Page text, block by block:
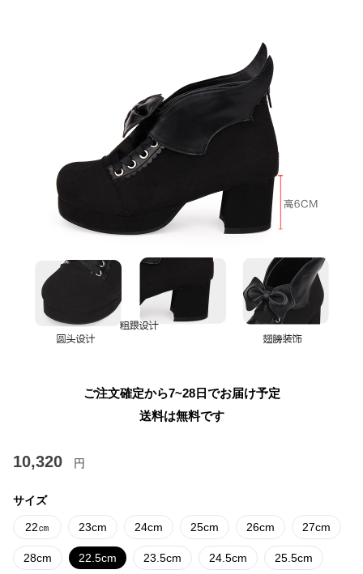
ご注文確定から7~28日でお届け予定
送料は無料です
10,320 円
サイズ
22㎝ 23cm 24cm 25cm 26cm 27cm
28cm 22.5cm 23.5cm 24.5cm 25.5cm